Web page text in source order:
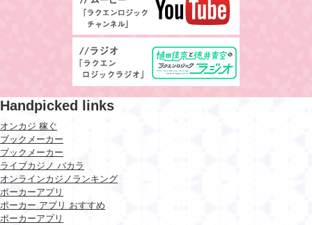
Handpicked links
オンカジ 稼ぐ
ブックメーカー
ブックメーカー
ライブカジノ バカラ
オンラインカジノランキング
ポーカーアプリ
ポーカー アプリ おすすめ
ポーカーアプリ